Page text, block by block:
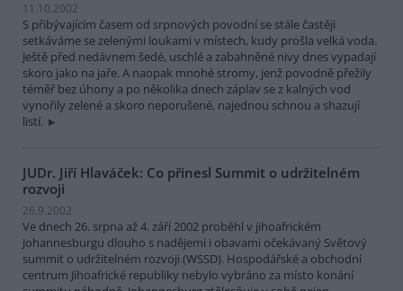
11.10.2002
S přibývajícím časem od srpnových povodní se stále častěji
setkáváme se zelenými loukami v místech, kudy prošla velká voda.
Ještě před nedávnem šedé, uschlé a zabahněné nivy dnes vypadají
skoro jako na jaře. A naopak mnohé stromy, jenž povodně přežily
téměř bez úhony a po několika dnech záplav se z kalných vod
vynořily zelené a skoro neporušené, najednou schnou a shazují
listí.
JUDr. Jiří Hlaváček: Co přinesl Summit o udržitelném
rozvoji
26.9.2002
Ve dnech 26. srpna až 4. září 2002 proběhl v jihoafrickém
Johannesburgu dlouho s nadějemi i obavami očekávaný Světový
summit o udržitelném rozvoji (WSSD). Hospodářské a obchodní
centrum Jihoafrické republiky nebylo vybráno za místo konání